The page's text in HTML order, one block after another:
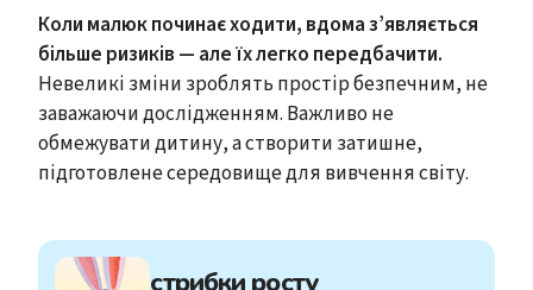
Коли малюк починає ходити, вдома з’являється
більше ризиків — але їх легко передбачити.
Невеликі зміни зроблять простір безпечним, не
заважаючи дослідженням. Важливо не
обмежувати дитину, а створити затишне,
підготовлене середовище для вивчення світу.